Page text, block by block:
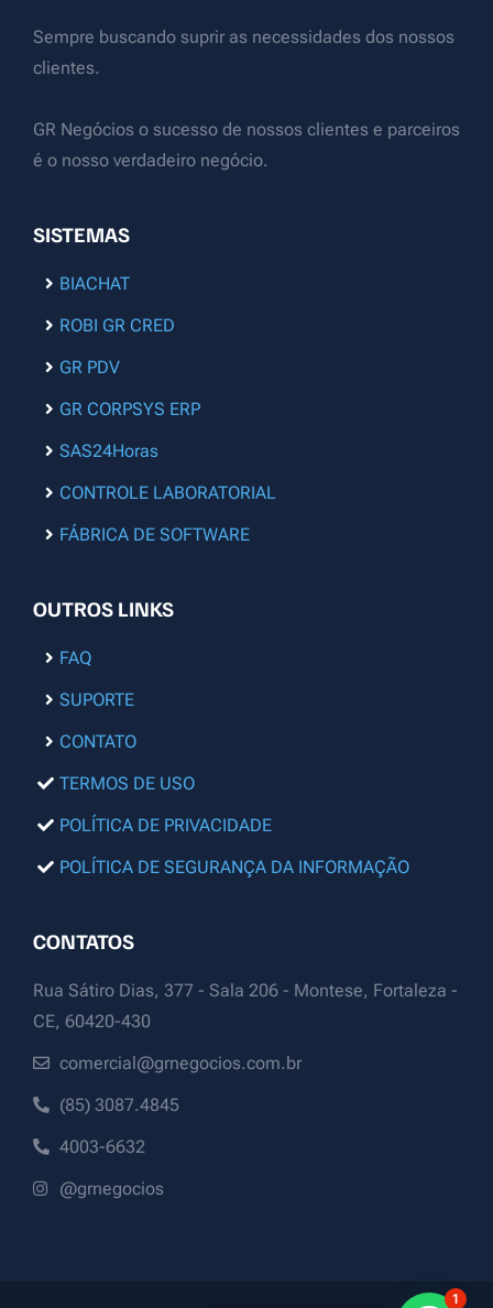
Sempre buscando suprir as necessidades dos nossos
clientes.
GR Negócios o sucesso de nossos clientes e parceiros
é o nosso verdadeiro negócio.
SISTEMAS
BIACHAT
ROBI GR CRED
GR PDV
GR CORPSYS ERP
SAS24Horas
CONTROLE LABORATORIAL
FÁBRICA DE SOFTWARE
OUTROS LINKS
FAQ
SUPORTE
CONTATO
TERMOS DE USO
POLÍTICA DE PRIVACIDADE
POLÍTICA DE SEGURANÇA DA INFORMAÇÃO
CONTATOS
Rua Sátiro Dias, 377 - Sala 206 - Montese, Fortaleza -
CE, 60420-430
comercial@grnegocios.com.br
(85) 3087.4845
4003-6632
@grnegocios
1